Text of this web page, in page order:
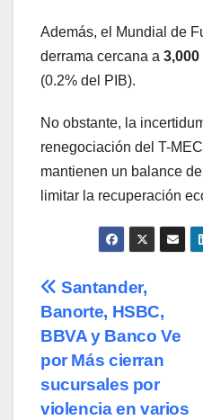
Además, el Mundial de
derrama cercana a
(0.2% del PIB).
No obstante, la
renegociación del T-
mantienen un balance
limitar la recuperación
Navegación
de
entradas
Santander,
Banorte, HSBC,
BBVA y Banco Ve
por Más cierran
sucursales por
violencia en varios